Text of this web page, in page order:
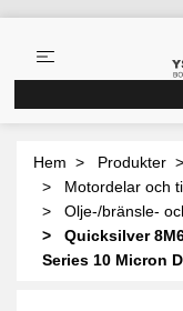
Hem Produkter
Motordelar och
Olje-/bränsle-
Quicksilver
Series 10 Micron